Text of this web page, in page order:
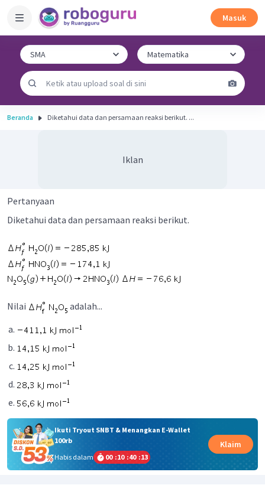
Masuk
Beranda Diketahui data dan persamaan reaksi berikut. ...
Iklan
Pertanyaan
Diketahui data dan persamaan reaksi berikut.
Nilai adalah...
Ikuti Tryout SNBT & Menangkan E-Wallet
100rb
Habis dalam
00 :10 :40 :13
Klaim